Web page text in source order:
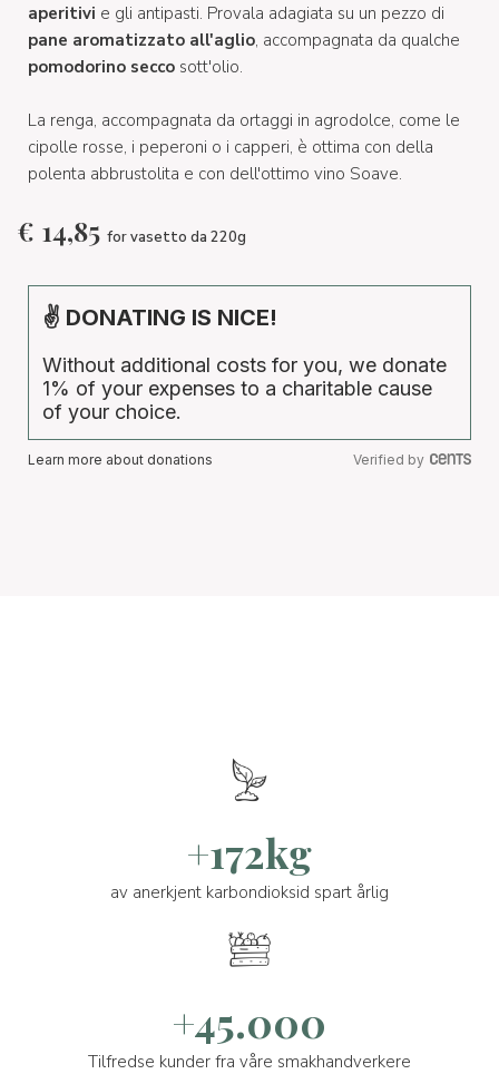
aperitivi e gli antipasti. Provala adagiata su un pezzo di
pane aromatizzato all'aglio, accompagnata da qualche
pomodorino secco sott'olio.
La renga, accompagnata da ortaggi in agrodolce, come le
cipolle rosse, i peperoni o i capperi, è ottima con della
polenta abbrustolita e con dell'ottimo vino Soave.
€ 14,85 for vasetto da 220g
✌ DONATING IS NICE!
Without additional costs for you, we donate
1% of your expenses to a charitable cause
of your choice.
Learn more about donations Verified by
+172kg
av anerkjent karbondioksid spart årlig
+45.000
Tilfredse kunder fra våre smakhandverkere